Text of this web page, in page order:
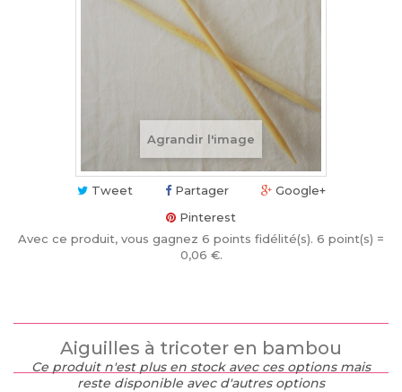
Agrandir l'image
Tweet Partager
Google+
Pinterest
Avec ce produit, vous gagnez 6 points fidélité(s). 6 point(s) =
0,06 €.
Aiguilles à tricoter en bambou
Ce produit n'est plus en stock avec ces options mais
reste disponible avec d'autres options